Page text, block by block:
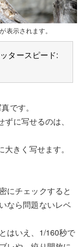
表示されます。
タースピード:
です。
に写せるのは、
きく写せます。
にチェックすると
なら問題ないレベ
はいえ、1/160秒で